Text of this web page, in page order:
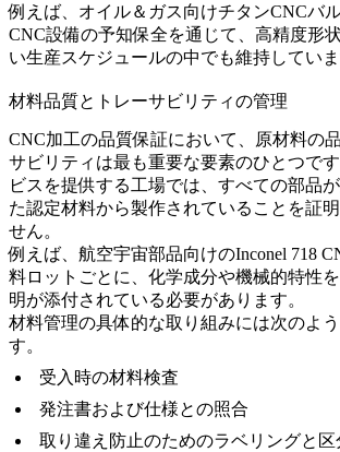
例えば、 オイル＆ガス向けチタンCNCバ
CNC設備の予知保全を通じて、高精度形
い生産スケジュールの中でも維持していま
材料品質とトレーサビリティの管理
CNC加工の品質保証において、原材料の
サビリティは最も重要な要素のひとつで
ビスを提供する工場では、すべての部品
た認定材料から製作されていることを証
せん。
例えば、航空宇宙部品向けのInconel 718
料ロットごとに、化学成分や機械的特性
明が添付されている必要があります。
材料管理の具体的な取り組みには次のよ
す。
受入時の材料検査
発注書および仕様との照合
取り違え防止のためのラベリングと区